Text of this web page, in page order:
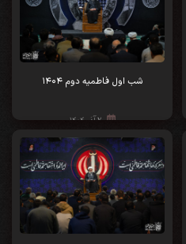
شب اول فاطمیه دوم ۱۴۰۴
۲ آذر ۱۴۰۴